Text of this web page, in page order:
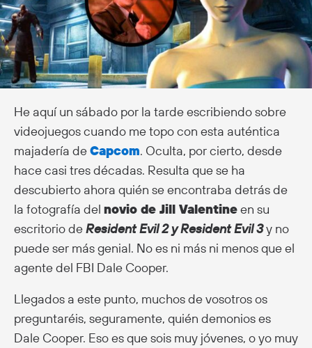
He aquí un sábado por la tarde escribiendo sobre
videojuegos cuando me topo con esta auténtica
majadería deCapcom. Oculta, por cierto, desde
hace casi tres décadas. Resulta que se ha
descubierto ahora quién se encontraba detrás de
la fotografía del novio de Jill Valentineen su
escritorio deResident Evil 2 y Resident Evil 3y no
puede ser más genial. No es ni más ni menos que el
agente del FBI Dale Cooper.
Llegados a este punto, muchos de vosotros os
preguntaréis, seguramente, quién demonios es
Dale Cooper. Eso es que sois muy jóvenes, o yo muy